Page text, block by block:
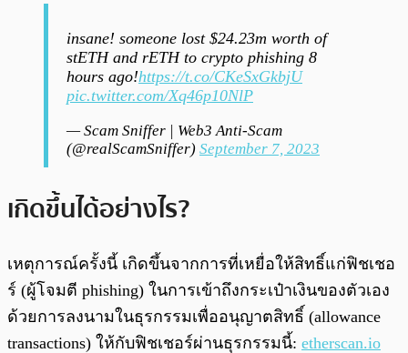
insane! someone lost $24.23m worth of
stETH and rETH to crypto phishing 8
hours ago!https://t.co/CKeSxGkbjU
pic.twitter.com/Xq46p10NlP
— Scam Sniffer | Web3 Anti-Scam
(@realScamSniffer) September 7, 2023
เกิดขึ้นได้อย่างไร?
เหตุการณ์ครั้งนี้ เกิดขึ้นจากการที่เหยื่อให้สิทธิ์แก่ฟิชเชอ
ร์ (ผู้โจมตี phishing) ในการเข้าถึงกระเป๋าเงินของตัวเอง
ด้วยการลงนามในธุรกรรมเพื่ออนุญาตสิทธิ์ (allowance
transactions) ให้กับฟิชเชอร์ผ่านธุรกรรมนี้: etherscan.io